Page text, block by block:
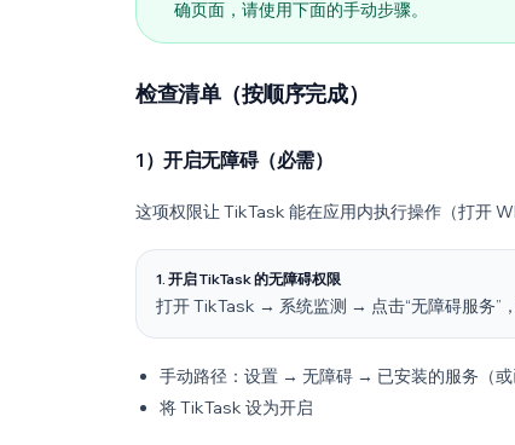
确页面，请使用下面的手动步骤。
检查清单（按顺序完成）
1）开启无障碍（必需）
这项权限让 TikTask 能在应用内执行操作（打开
1. 开启 TikTask 的无障碍权限
打开 TikTask → 系统监测 → 点击“无障碍服务”
手动路径：设置 → 无障碍 → 已安装的服务（或
将 TikTask 设为开启